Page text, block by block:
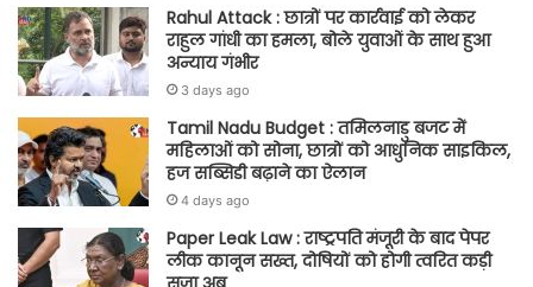
Rahul Attack : छात्रों पर कार्रवाई को लेकर
राहुल गांधी का हमला, बोले युवाओं के साथ हुआ
अन्याय गंभीर
3 days ago
Tamil Nadu Budget : तमिलनाडु बजट में
महिलाओं को सोना, छात्रों को आधुनिक साइकिल,
हज सब्सिडी बढ़ाने का ऐलान
4 days ago
Paper Leak Law : राष्ट्रपति मंजूरी के बाद पेपर
लीक कानून सख्त, दोषियों को होगी त्वरित कड़ी